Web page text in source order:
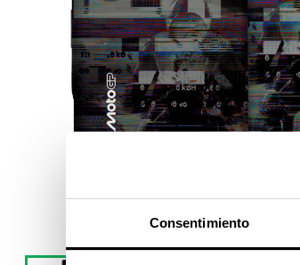
Consentimiento